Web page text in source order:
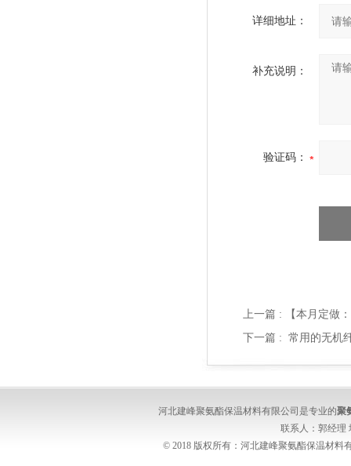
详细地址：
补充说明：
验证码：
上一篇 :
【本月定做
下一篇 : 常用的无机
河北建峰聚氨酯保温材料有限公司是专业的聚
联系人：郭经理
© 2018 版权所有：河北建峰聚氨酯保温材